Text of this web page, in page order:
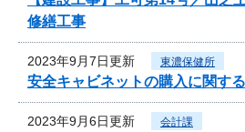
修繕工事
2023年9月7日更新 東濃保健所
安全キャビネットの購入に関す
2023年9月6日更新 会計課